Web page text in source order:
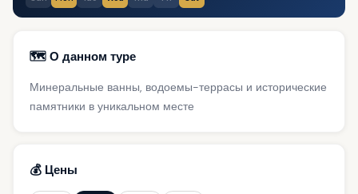
🗺️ О данном туре
Минеральные ванны, водоемы-террасы и исторические
памятники в уникальном месте
💰 Цены